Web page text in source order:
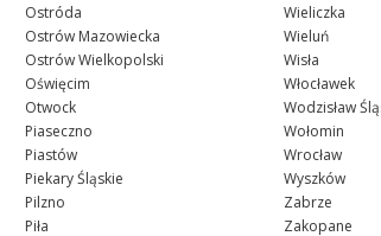
Ostróda
Ostrów Mazowiecka
Ostrów Wielkopolski
Oświęcim
Otwock
Piaseczno
Piastów
Piekary Śląskie
Pilzno
Piła
Wieliczka
Wieluń
Wisła
Włocławek
Wodzisław
Wołomin
Wrocław
Wyszków
Zabrze
Zakopane